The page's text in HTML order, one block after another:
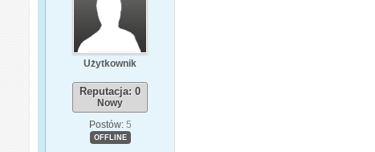
Użytkownik
Reputacja: 0
Nowy
Postów: 5
OFFLINE